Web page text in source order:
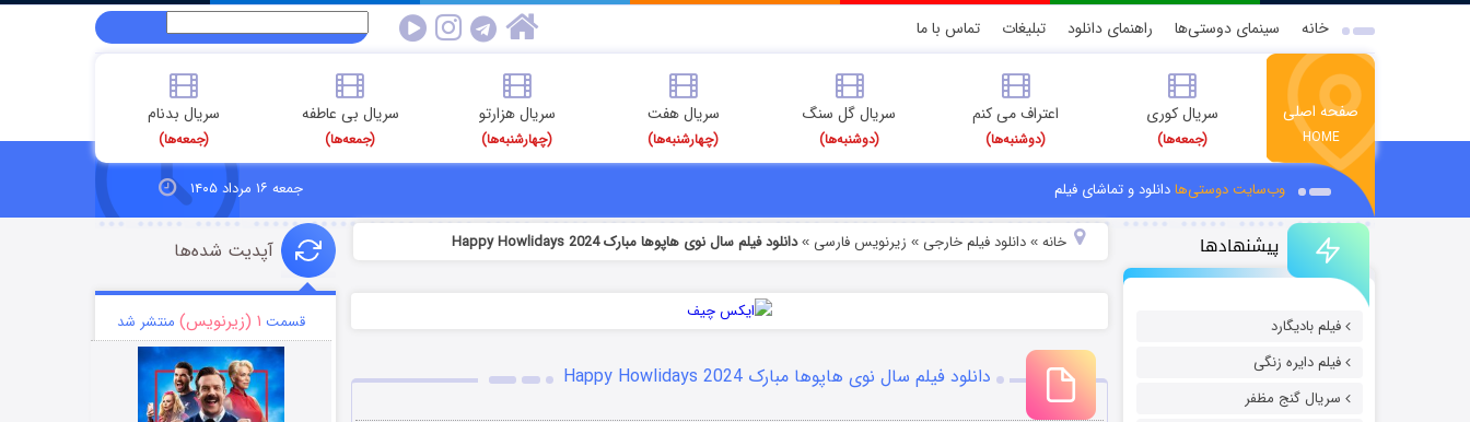
خانه سینمای دوستی‌ها راهنمای دانلود تبلیغات تماس با ما
صفحه اصلی
HOME
سریال کوری
(جمعه‌ها)
اعتراف می کنم
(دوشنبه‌ها)
سریال گل سنگ
(دوشنبه‌ها)
سریال هفت
(چهارشنبه‌ها)
سریال هزارتو
(چهارشنبه‌ها)
سریال بی عاطفه
(جمعه‌ها)
سریال بدنام
(جمعه‌ها)
وب‌سایت دوستی‌هادانلود و تماشای فیلم جمعه ۱۶ مرداد ۱۴۰۵
پیشنهادها
فیلم بادیگارد
فیلم دایره زنگی
سریال گنج مظفر
خانه» دانلود فیلم خارجی » زیرنویس فارسی »دانلود فیلم سال نوی هاپوها مبارک Happy Howlidays 2024
دانلود فیلم سال نوی هاپوها مبارک Happy Howlidays 2024
آپدیت شده‌ها
قسمت ۱ (زیرنویس) منتشر شد